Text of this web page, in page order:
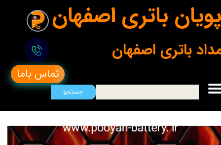
پویان باتری اصفهان
تماس باما
جستجو
باتری اصفهان